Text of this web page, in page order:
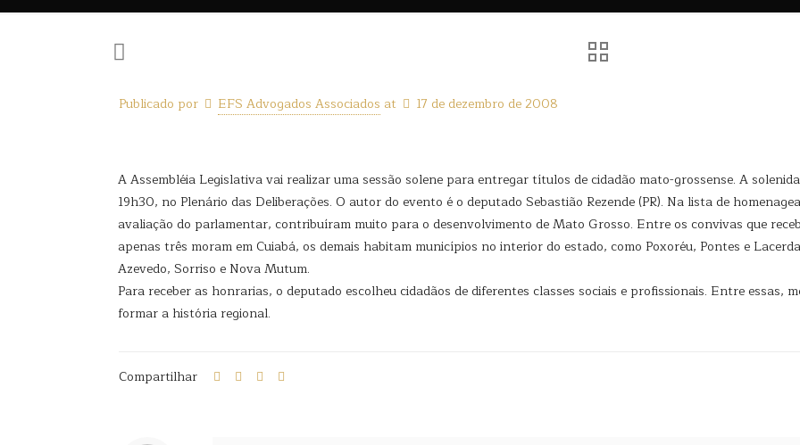
Publicado por EFS Advogados Associados at 17 de dezembro de 2008
A Assembléia Legislativa vai realizar uma sessão solene para entregar títulos de cidadão mato-grossense. A
19h30, no Plenário das Deliberações. O autor do evento é o deputado Sebastião Rezende (PR). Na lista de
avaliação do parlamentar, contribuíram muito para o desenvolvimento de Mato Grosso. Entre os convivas que
apenas três moram em Cuiabá, os demais habitam municípios no interior do estado, como Poxoréu, Pontes e
Azevedo, Sorriso e Nova Mutum.
Para receber as honrarias, o deputado escolheu cidadãos de diferentes classes sociais e profissionais. Entre essas,
formar a história regional.
Compartilhar